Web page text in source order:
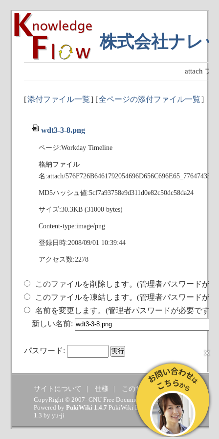
株式会社ナレ
attach プ
[添付ファイル一覧] [全ページの添付ファイル一覧]
wdt3-3-8.png
ページ:Workday Timeline
格納ファイル
名:attach/
MD5ハッシュ値:5cf7a93758e9d311d0e82c50dc58da24
サイズ:30.3KB (31000 bytes)
Content-type:image/png
登録日時:2008/09/01 10:39:44
アクセス数:2278
このファイルを削除します。(管理者パスワードが
このファイルを凍結します。(管理者パスワードが
名前を変更します。(管理者パスワードが必要です)
新しい名前:
パスワード:
サイトについて 仕様 このサイトへの要望 ヘルプ
CopyRight © 2007- GNU Free Documentation License.
Powered by PukiWiki 1.4.7 PukiWiki Developers Team( GPL )
1.3 by yu-ji
×